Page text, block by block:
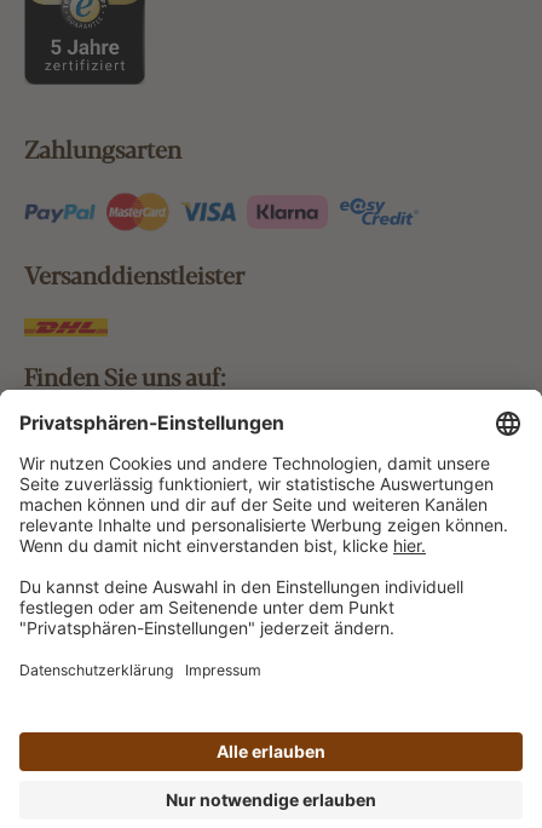
Zahlungsarten
Versanddienstleister
Finden Sie uns auf:
Bestellung widerrufen
Vertrag widerrufen
Alle Preise inkl. gesetzl. Mehrwertsteuer zzgl.